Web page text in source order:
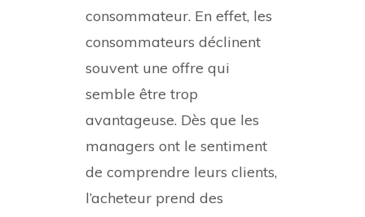
consommateur. En effet, les
consommateurs déclinent
souvent une offre qui
semble être trop
avantageuse. Dès que les
managers ont le sentiment
de comprendre leurs clients,
l’acheteur prend des